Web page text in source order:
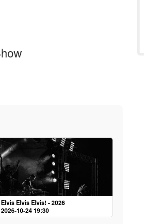
Elvis Elvis Elvis! - 2026
2026-10-24 19:30